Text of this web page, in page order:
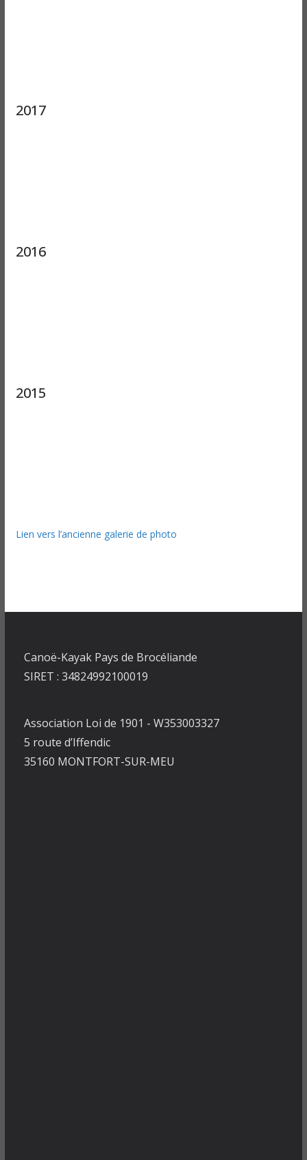
2017
2016
2015
Lien vers l’ancienne galerie de photo
Canoë-Kayak Pays de Brocéliande
SIRET : 34824992100019
Association Loi de 1901 - W353003327
5 route d’Iffendic
35160 MONTFORT-SUR-MEU